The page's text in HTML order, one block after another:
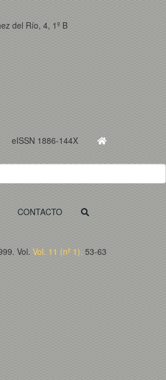
del Río, 4, 1º B
eISSN 1886-144X
CONTACTO
Vol. Vol. 11 (nº 1). 53-63